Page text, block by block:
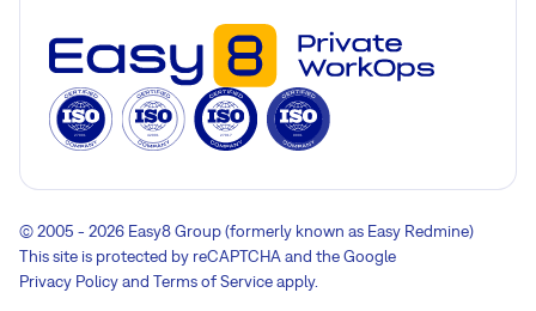
© 2005 - 2026 Easy8 Group (formerly known as Easy Redmine)
This site is protected by reCAPTCHA and the Google
Privacy Policyand Terms of Serviceapply.